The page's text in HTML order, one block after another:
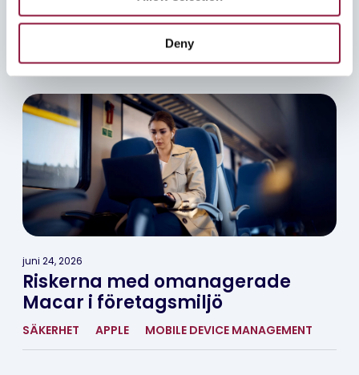
Deny
Läs mer
Se alla artiklar
juni 24, 2026
Riskerna med omanagerade
Macar i företagsmiljö
SÄKERHET APPLE MOBILE DEVICE MANAGEMENT